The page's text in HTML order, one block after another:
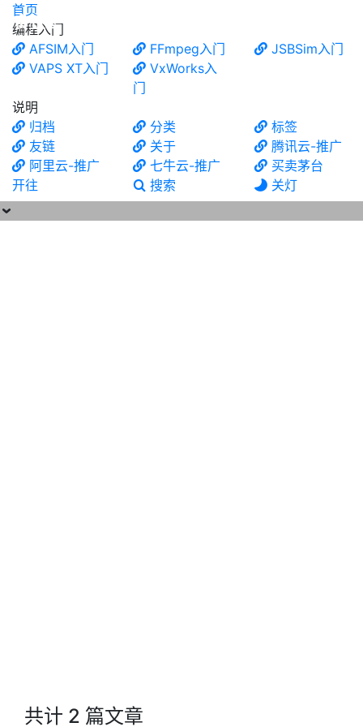
食铁兽
首页
编程入门
AFSIM入门
FFmpeg入门
JSBSim入门
VAPS XT入门
VxWorks入
门
说明
归档
分类
标签
友链
关于
腾讯云-推广
阿里云-推广
七牛云-推广
买卖茅台
开往
搜索 关灯
共计 2 篇文章